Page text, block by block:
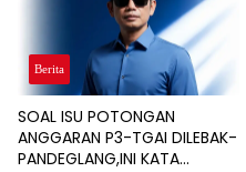
Berita
SOAL ISU POTONGAN
ANGGARAN P3-TGAI DILEBAK-
PANDEGLANG,INI KATA